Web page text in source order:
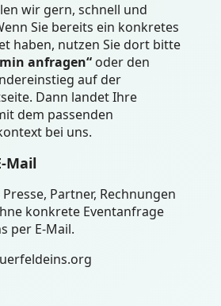
wir gern, schnell und
Sie bereits ein konkretes
haben, nutzen Sie dort bitte
anfragen“ oder den
auf der
Dann landet Ihre
dem passenden
bei uns.
Mail
Partner, Rechnungen
konkrete Eventanfrage
per E-Mail.